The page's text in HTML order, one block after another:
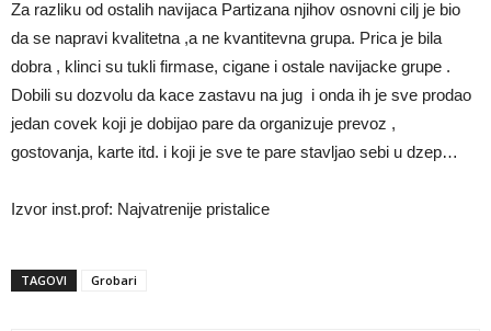
Za razliku od ostalih navijaca Partizana njihov osnovni cilj je bio
da se napravi kvalitetna ,a ne kvantitevna grupa. Prica je bila
dobra , klinci su tukli firmase, cigane i ostale navijacke grupe .
Dobili su dozvolu da kace zastavu na jug i onda ih je sve prodao
jedan covek koji je dobijao pare da organizuje prevoz ,
gostovanja, karte itd. i koji je sve te pare stavljao sebi u dzep…
Izvor inst.prof: Najvatrenije pristalice
TAGOVI Grobari